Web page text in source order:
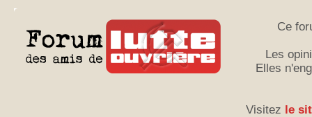
Ce
Les
Elles
Visitez le